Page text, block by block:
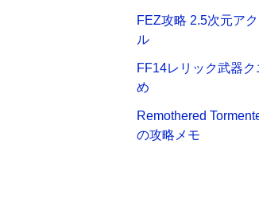
FEZ攻略 2.5次元ア
ル
FF14レリック武器ク
め
Remothered
の攻略メモ